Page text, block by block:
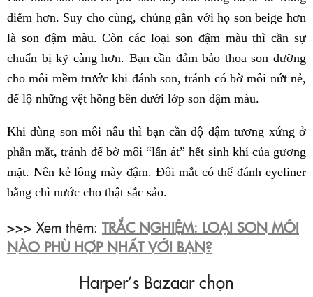
điểm hơn. Suy cho cùng, chúng gần với họ son beige hơn
là son đậm màu. Còn các loại son đậm màu thì cần sự
chuẩn bị kỹ càng hơn. Bạn cần đảm bảo thoa son dưỡng
cho môi mềm trước khi đánh son, tránh có bờ môi nứt nẻ,
để lộ những vệt hồng bên dưới lớp son đậm màu.
Khi dùng son môi nâu thì bạn cần độ đậm tương xứng ở
phần mắt, tránh để bờ môi “lấn át” hết sinh khí của gương
mặt. Nên kẻ lông mày đậm. Đôi mắt có thể đánh eyeliner
bằng chì nước cho thật sắc sảo.
>>> Xem thêm: TRẮC NGHIỆM: LOẠI SON MÔI
NÀO PHÙ HỢP NHẤT VỚI BẠN?
Harper’s Bazaar chọn